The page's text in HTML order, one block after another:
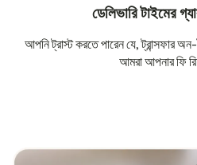
ডেলিভারি টাইমের
আপনি ট্রাস্ট করতে পারেন যে, ট্রান্সফার
আমরা আপনার ফি